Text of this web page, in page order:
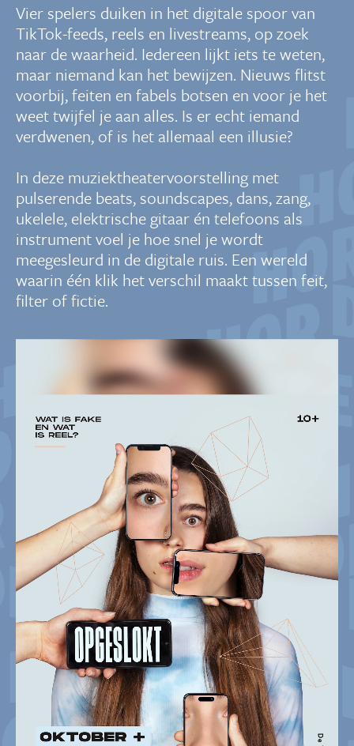
Vier spelers duiken in het digitale spoor van
TikTok-feeds, reels en livestreams, op zoek
naar de waarheid. Iedereen lijkt iets te weten,
maar niemand kan het bewijzen. Nieuws flitst
voorbij, feiten en fabels botsen en voor je het
weet twijfel je aan alles. Is er echt iemand
verdwenen, of is het allemaal een illusie?
In deze muziektheatervoorstelling met
pulserende beats, soundscapes, dans, zang,
ukelele, elektrische gitaar én telefoons als
instrument voel je hoe snel je wordt
meegesleurd in de digitale ruis. Een wereld
waarin één klik het verschil maakt tussen feit,
filter of fictie.